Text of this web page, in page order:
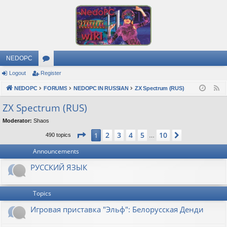
NEDOPC
or
u
s
Logout Register
NEDOPC FORUMS NEDOPC IN RUSSIAN ZX Spectrum (RUS)
ZX Spectrum (RUS)
Moderator: Shaos
490 topics Page 1of10
1 2 3 4 5 10
Announcements
РУССКИЙ ЯЗЫК
Topics
Игровая приставка "Эльф": Белорусская Денди